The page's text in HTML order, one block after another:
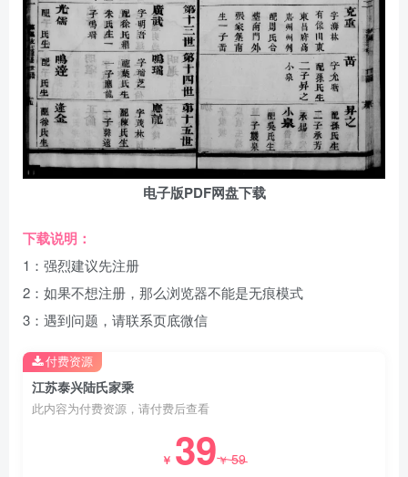
电子版PDF网盘下载
下载说明：
1：强烈建议先注册
2：如果不想注册，那么浏览器不能是无痕模式
3：遇到问题，请联系页底微信
江苏泰兴陆氏家乘
此内容为付费资源，请付费后查看
￥ 39￥59
付费资源